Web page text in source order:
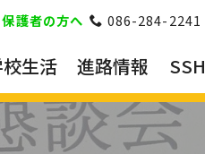
護者の方へ 086-284-2241
生活 進路情報 SSH